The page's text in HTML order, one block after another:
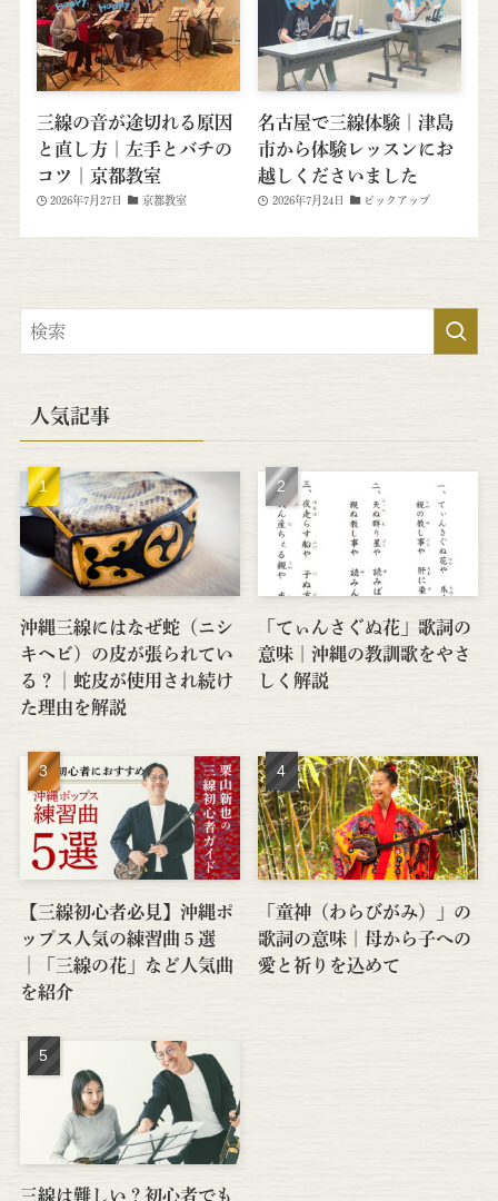
三線の音が途切れる原因
と直し方｜左手とバチの
コツ｜京都教室
2026年7月27日 京都教室
名古屋で三線体験｜津島
市から体験レッスンにお
越しくださいました
2026年7月24日 ピックアップ
人気記事
沖縄三線にはなぜ蛇（ニシ
キヘビ）の皮が張られてい
る？│蛇皮が使用され続け
た理由を解説
「てぃんさぐぬ花」歌詞の
意味｜沖縄の教訓歌をやさ
しく解説
【三線初心者必見】沖縄ポ
ップス人気の練習曲５選
│「三線の花」など人気曲
を紹介
「童神（わらびがみ）」の
歌詞の意味｜母から子への
愛と祈りを込めて
三線は難しい？初心者でも